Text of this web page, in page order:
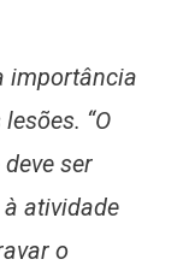
importância
“O
ser
atividade
o